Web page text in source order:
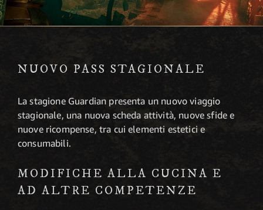
NUOVO PASS STAGIONALE
La stagione Guardian presenta un nuovo viaggio
stagionale, una nuova scheda attività, nuove sfide e
nuove ricompense, tra cui elementi estetici e
consumabili.
MODIFICHE ALLA CUCINA E
AD ALTRE COMPETENZE